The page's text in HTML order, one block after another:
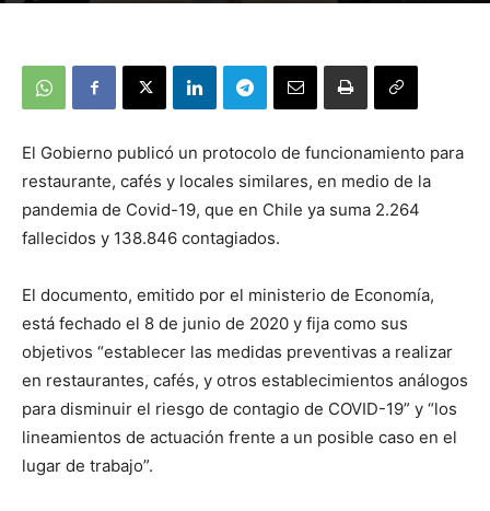
El Gobierno publicó un protocolo de funcionamiento para
restaurante, cafés y locales similares, en medio de la
pandemia de Covid-19, que en Chile ya suma 2.264
fallecidos y 138.846 contagiados.
El documento, emitido por el ministerio de Economía,
está fechado el 8 de junio de 2020 y fija como sus
objetivos “establecer las medidas preventivas a realizar
en restaurantes, cafés, y otros establecimientos análogos
para disminuir el riesgo de contagio de COVID-19” y “los
lineamientos de actuación frente a un posible caso en el
lugar de trabajo”.